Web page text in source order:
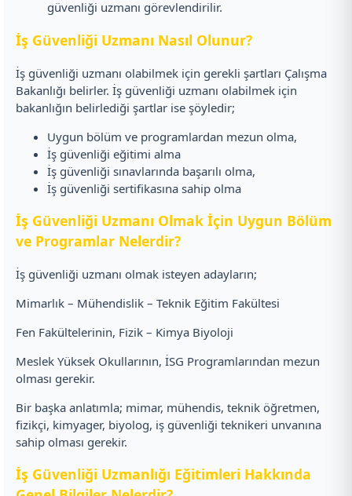
güvenliği uzmanı görevlendirilir.
İş Güvenliği Uzmanı Nasıl Olunur?
İş güvenliği uzmanı olabilmek için gerekli şartları Çalışma
Bakanlığı belirler. İş güvenliği uzmanı olabilmek için
bakanlığın belirlediği şartlar ise şöyledir;
Uygun bölüm ve programlardan mezun olma,
İş güvenliği eğitimi alma
İş güvenliği sınavlarında başarılı olma,
İş güvenliği sertifikasına sahip olma
İş Güvenliği Uzmanı Olmak İçin Uygun Bölüm
ve Programlar Nelerdir?
İş güvenliği uzmanı olmak isteyen adayların;
Mimarlık – Mühendislik – Teknik Eğitim Fakültesi
Fen Fakültelerinin, Fizik – Kimya Biyoloji
Meslek Yüksek Okullarının, İSG Programlarından mezun
olması gerekir.
Bir başka anlatımla; mimar, mühendis, teknik öğretmen,
fizikçi, kimyager, biyolog, iş güvenliği teknikeri unvanına
sahip olması gerekir.
İş Güvenliği Uzmanlığı Eğitimleri Hakkında